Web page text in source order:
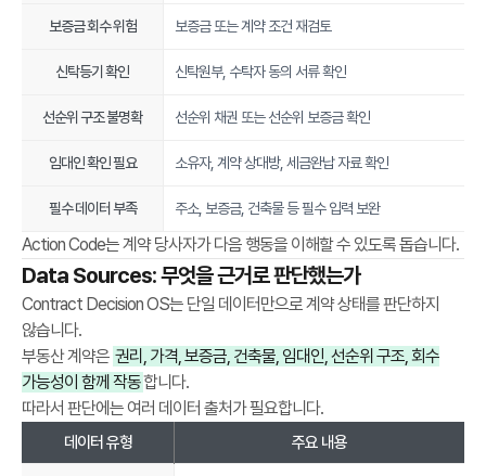
보증금 회수 위험 보증금 또는 계약 조건 재검토
신탁등기 확인 신탁원부, 수탁자 동의 서류 확인
선순위 구조 불명확 선순위 채권 또는 선순위 보증금 확인
임대인 확인 필요 소유자, 계약 상대방, 세금완납 자료 확인
필수 데이터 부족 주소, 보증금, 건축물 등 필수 입력 보완
Action Code는 계약 당사자가 다음 행동을 이해할 수 있도록 돕습니다.
Data Sources: 무엇을 근거로 판단했는가
Contract Decision OS는 단일 데이터만으로 계약 상태를 판단하지
않습니다.
부동산 계약은 권리, 가격, 보증금, 건축물, 임대인, 선순위 구조, 회수
가능성이 함께 작동합니다.
따라서 판단에는 여러 데이터 출처가 필요합니다.
데이터 유형 주요 내용
c
t
d
e
c
i
s
i